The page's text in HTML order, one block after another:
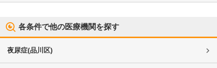
各条件で他の医療機関を探す
夜尿症(品川区)